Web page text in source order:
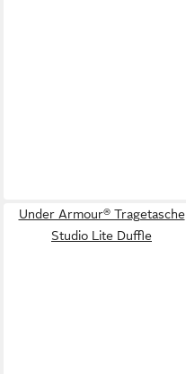
Under Armour® Tragetasche
Studio Lite Duffle